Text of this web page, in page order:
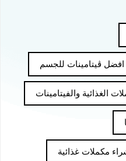
افضل ڤيتامينات للجسم
الغذائية والفيتامينات
مكملات غذائية